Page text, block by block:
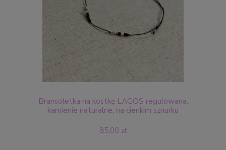
Bransoletka na kostkę LAGOS regulowana,
kamienie naturalne, na cienkim sznurku
85,00 zł